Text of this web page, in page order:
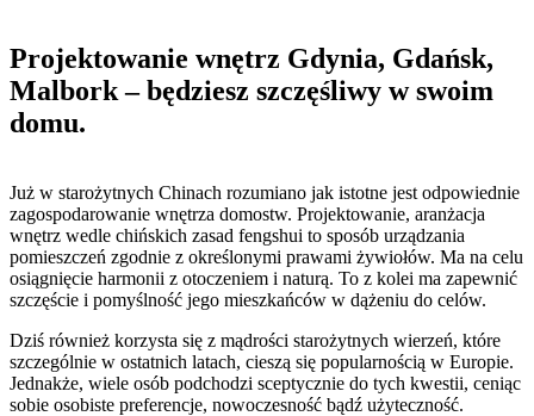
Projektowanie wnętrz Gdynia, Gdańsk,
Malbork – będziesz szczęśliwy w swoim
domu.
Już w starożytnych Chinach rozumiano jak istotne jest odpowiednie
zagospodarowanie wnętrza domostw. Projektowanie, aranżacja
wnętrz wedle chińskich zasad fengshui to sposób urządzania
pomieszczeń zgodnie z określonymi prawami żywiołów. Ma na celu
osiągnięcie harmonii z otoczeniem i naturą. To z kolei ma zapewnić
szczęście i pomyślność jego mieszkańców w dążeniu do celów.
Dziś również korzysta się z mądrości starożytnych wierzeń, które
szczególnie w ostatnich latach, cieszą się popularnością w Europie.
Jednakże, wiele osób podchodzi sceptycznie do tych kwestii, ceniąc
sobie osobiste preferencje, nowoczesność bądź użyteczność.